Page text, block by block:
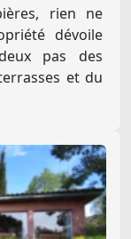
rien ne
dévoile
pas des
et du